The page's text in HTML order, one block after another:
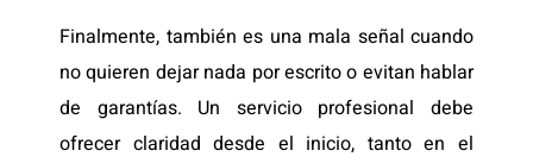
Finalmente, también es una mala señal cuando
no quieren dejar nada por escrito o evitan hablar
de garantías. Un servicio profesional debe
ofrecer claridad desde el inicio, tanto en el